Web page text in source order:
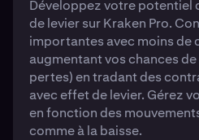
Développez votre potentiel
de levier sur Kraken Pro.
importantes avec moins de
augmentant vos chances
pertes) en tradant des
avec effet de levier. Gérez
en fonction des
comme à la baisse.